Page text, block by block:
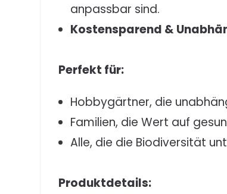
anpassbar sind.
Kostensparend &
Perfekt für:
Hobbygärtner, die
Familien, die Wert auf
Alle, die die Biodiversität
Produktdetails: